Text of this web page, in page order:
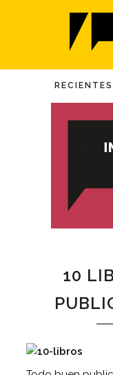
RECIENTES
10